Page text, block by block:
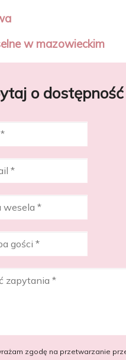
w mazowieckim
o
zgodę na przetwarzanie